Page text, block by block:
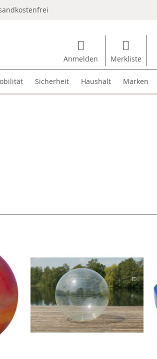
Anmelden Merkliste
Sicherheit Haushalt Marken